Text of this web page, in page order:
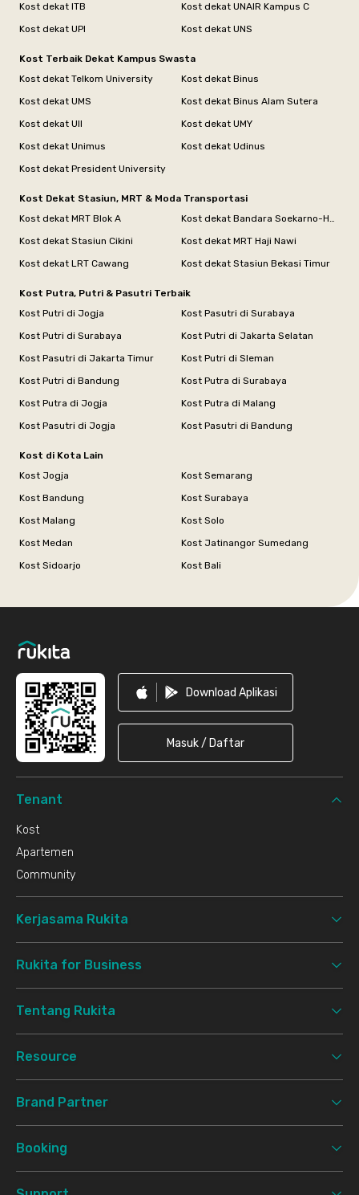
Kost dekat ITB
Kost dekat UNAIR Kampus C
Kost dekat UPI
Kost dekat UNS
Kost Terbaik Dekat Kampus Swasta
Kost dekat Telkom University
Kost dekat Binus
Kost dekat UMS
Kost dekat Binus Alam Sutera
Kost dekat UII
Kost dekat UMY
Kost dekat Unimus
Kost dekat Udinus
Kost dekat President University
Kost Dekat Stasiun, MRT & Moda Transportasi
Kost dekat MRT Blok A
Kost dekat Bandara Soekarno-Hatta
Kost dekat Stasiun Cikini
Kost dekat MRT Haji Nawi
Kost dekat LRT Cawang
Kost dekat Stasiun Bekasi Timur
Kost Putra, Putri & Pasutri Terbaik
Kost Putri di Jogja
Kost Pasutri di Surabaya
Kost Putri di Surabaya
Kost Putri di Jakarta Selatan
Kost Pasutri di Jakarta Timur
Kost Putri di Sleman
Kost Putri di Bandung
Kost Putra di Surabaya
Kost Putra di Jogja
Kost Putra di Malang
Kost Pasutri di Jogja
Kost Pasutri di Bandung
Kost di Kota Lain
Kost Jogja
Kost Semarang
Kost Bandung
Kost Surabaya
Kost Malang
Kost Solo
Kost Medan
Kost Jatinangor Sumedang
Kost Sidoarjo
Kost Bali
Download Aplikasi
Masuk / Daftar
Tenant
Kost
Apartemen
Community
Kerjasama Rukita
Rukita for Business
Tentang Rukita
Resource
Brand Partner
Booking